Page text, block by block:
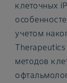
клеточных
учетом
методов